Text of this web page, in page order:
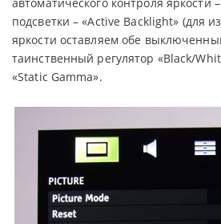
подсветки – «Active Backlight» (для
яркости оставляем обе
таинственный регулятор «Black/
«Static Gamma».